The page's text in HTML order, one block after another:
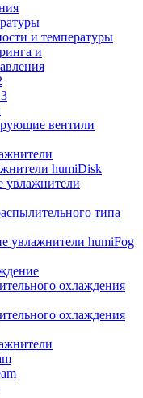
и температуры
и
вентили
humiDisk
увлажнители
типа
увлажнители humiFog
охлаждения
охлаждения